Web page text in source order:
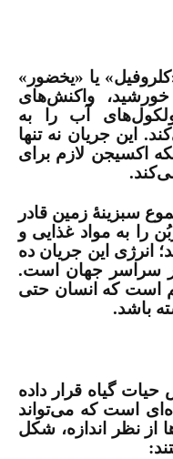
یا «یخضور»
واکنش‌های
آب را به
این جریان نه تنها
اکسیجن لازم برای
.
سبزینۀ زمین قادر
را به مواد غذایی و
انرژی این جریان ده
سراسر جهان است.
است که انسان حتی
باشد.
حیات گیاه قرار داده
است که می‌تواند
از نظر اندازه، شکل
: